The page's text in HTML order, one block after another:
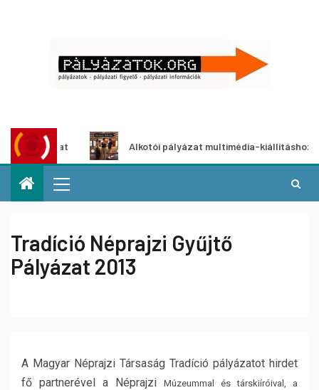
Alkotói pályázat multimédia-kiállításhoz
Tradíció Néprajzi Gyűjtő
Pályázat 2013
A Magyar Néprajzi Társaság Tradíció pályázatot hirdet
fő partnerével a Néprajzi
Múzeummal és társkiíróival, a